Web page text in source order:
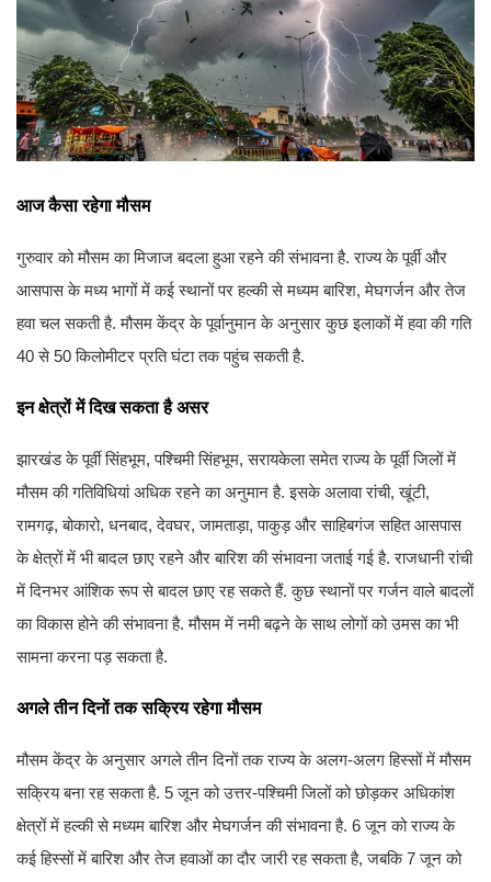
आज कैसा रहेगा मौसम
गुरुवार को मौसम का मिजाज बदला हुआ रहने की संभावना है. राज्य के पूर्वी और
आसपास के मध्य भागों में कई स्थानों पर हल्की से मध्यम बारिश, मेघगर्जन और तेज
हवा चल सकती है. मौसम केंद्र के पूर्वानुमान के अनुसार कुछ इलाकों में हवा की गति
40 से 50 किलोमीटर प्रति घंटा तक पहुंच सकती है.
इन क्षेत्रों में दिख सकता है असर
झारखंड के पूर्वी सिंहभूम, पश्चिमी सिंहभूम, सरायकेला समेत राज्य के पूर्वी जिलों में
मौसम की गतिविधियां अधिक रहने का अनुमान है. इसके अलावा रांची, खूंटी,
रामगढ़, बोकारो, धनबाद, देवघर, जामताड़ा, पाकुड़ और साहिबगंज सहित आसपास
के क्षेत्रों में भी बादल छाए रहने और बारिश की संभावना जताई गई है. राजधानी रांची
में दिनभर आंशिक रूप से बादल छाए रह सकते हैं. कुछ स्थानों पर गर्जन वाले बादलों
का विकास होने की संभावना है. मौसम में नमी बढ़ने के साथ लोगों को उमस का भी
सामना करना पड़ सकता है.
अगले तीन दिनों तक सक्रिय रहेगा मौसम
मौसम केंद्र के अनुसार अगले तीन दिनों तक राज्य के अलग-अलग हिस्सों में मौसम
सक्रिय बना रह सकता है. 5 जून को उत्तर-पश्चिमी जिलों को छोड़कर अधिकांश
क्षेत्रों में हल्की से मध्यम बारिश और मेघगर्जन की संभावना है. 6 जून को राज्य के
कई हिस्सों में बारिश और तेज हवाओं का दौर जारी रह सकता है, जबकि 7 जून को